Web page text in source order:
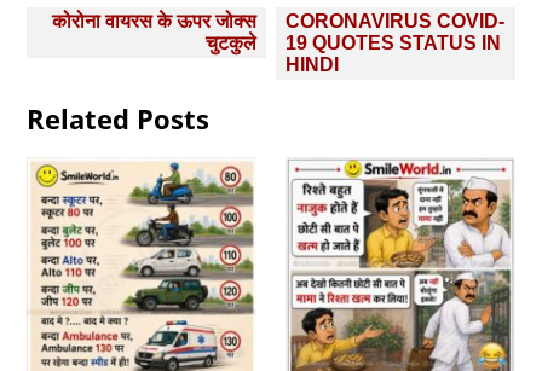
Post
कोरोना वायरस के ऊपर जोक्‍स
चुटकुले
CORONAVIRUS COVID-
19 QUOTES STATUS IN
HINDI
Related Posts